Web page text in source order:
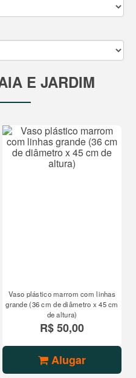
E JARDIM
Vaso plástico marrom com linhas
grande (36 cm de diâmetro x 45 cm
de altura)
R$ 50,00
Alugar